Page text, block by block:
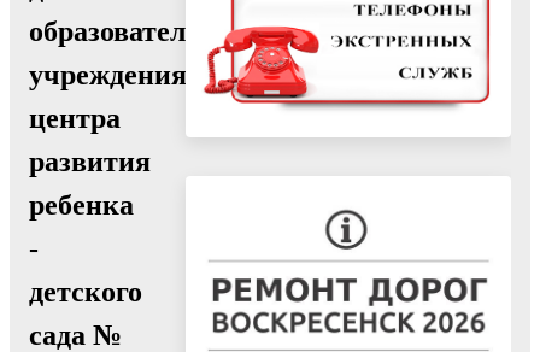
образовательного
учреждения
центра
развития
ребенка
-
детского
сада №